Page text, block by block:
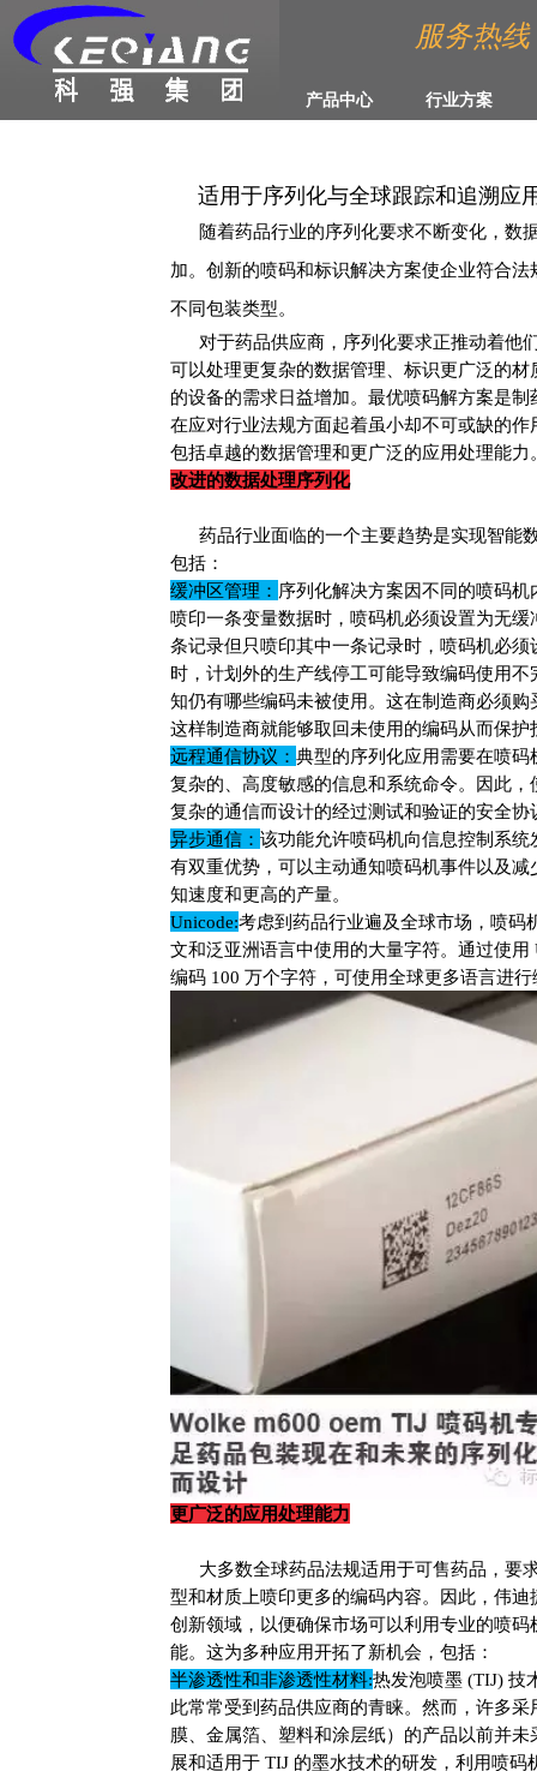
服务热线
产品中心 行业方案
适用于序列化与全球跟踪和追溯应
随着药品行业的序列化要求不断变化，数
加。创新的喷码和标识解决方案使企业符合
不同包装类型。
对于药品供应商，序列化要求正推动着他
可以处理更复杂的数据管理、标识更广泛的
的设备的需求日益增加。最优喷码解方案是
在应对行业法规方面起着虽小却不可或缺的
包括卓越的数据管理和更广泛的应用处理能力
改进的数据处理序列化
药品行业面临的一个主要趋势是实现智能
包括：
缓冲区管理： 序列化解决方案因不同的喷码
喷印一条变量数据时，喷码机必须设置为无
条记录但只喷印其中一条记录时，喷码机必
时，计划外的生产线停工可能导致编码使用
知仍有哪些编码未被使用。这在制造商必须
这样制造商就能够取回未使用的编码从而保护
远程通信协议：典型的序列化应用需要在喷
复杂的、高度敏感的信息和系统命令。因此
复杂的通信而设计的经过测试和验证的安全协
异步通信：该功能允许喷码机向信息控制系
有双重优势，可以主动通知喷码机事件以及
知速度和更高的产量。
Unicode:考虑到药品行业遍及全球市场，喷码
文和泛亚洲语言中使用的大量字符。通过使
编码 100 万个字符，可使用全球更多语言进行
更广泛的应用处理能力
大多数全球药品法规适用于可售药品，要
型和材质上喷印更多的编码内容。因此，伟
创新领域，以便确保市场可以利用专业的喷
能。这为多种应用开拓了新机会，包括：
半渗透性和非渗透性材料:热发泡喷墨 (TIJ) 技
此常常受到药品供应商的青睐。然而，许多
膜、金属箔、塑料和涂层纸）的产品以前并
展和适用于 TIJ 的墨水技术的研发，利用喷